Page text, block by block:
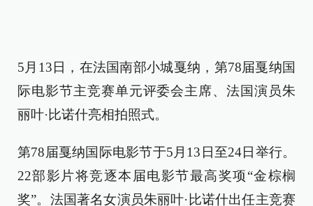
5月13日，在法国南部小城戛纳，第78届戛纳国
际电影节主竞赛单元评委会主席、法国演员朱
丽叶·比诺什亮相拍照式。
第78届戛纳国际电影节于5月13日至24日举行。
22部影片将竞逐本届电影节最高奖项“金棕榈
奖”。法国著名女演员朱丽叶·比诺什出任主竞赛